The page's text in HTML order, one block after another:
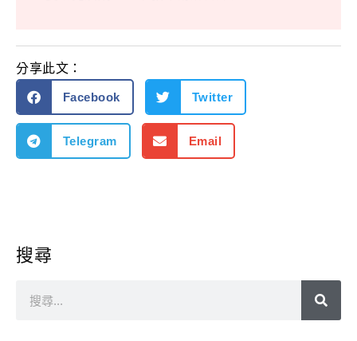
分享此文：
Facebook Twitter
Telegram Email
搜尋